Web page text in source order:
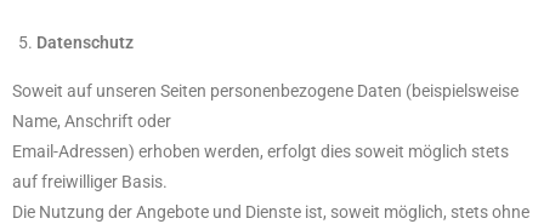
Datenschutz
Soweit auf unseren Seiten personenbezogene Daten (beispielsweise
Name, Anschrift oder
Email-Adressen) erhoben werden, erfolgt dies soweit möglich stets
auf freiwilliger Basis.
Die Nutzung der Angebote und Dienste ist, soweit möglich, stets ohne